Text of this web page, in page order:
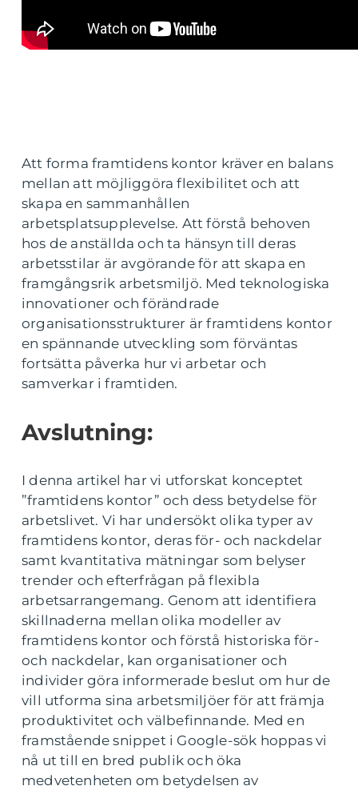
Att forma framtidens kontor kräver en balans
mellan att möjliggöra flexibilitet och att
skapa en sammanhållen
arbetsplatsupplevelse. Att förstå behoven
hos de anställda och ta hänsyn till deras
arbetsstilar är avgörande för att skapa en
framgångsrik arbetsmiljö. Med teknologiska
innovationer och förändrade
organisationsstrukturer är framtidens kontor
en spännande utveckling som förväntas
fortsätta påverka hur vi arbetar och
samverkar i framtiden.
Avslutning:
I denna artikel har vi utforskat konceptet
”framtidens kontor” och dess betydelse för
arbetslivet. Vi har undersökt olika typer av
framtidens kontor, deras för- och nackdelar
samt kvantitativa mätningar som belyser
trender och efterfrågan på flexibla
arbetsarrangemang. Genom att identifiera
skillnaderna mellan olika modeller av
framtidens kontor och förstå historiska för-
och nackdelar, kan organisationer och
individer göra informerade beslut om hur de
vill utforma sina arbetsmiljöer för att främja
produktivitet och välbefinnande. Med en
framstående snippet i Google-sök hoppas vi
nå ut till en bred publik och öka
medvetenheten om betydelsen av